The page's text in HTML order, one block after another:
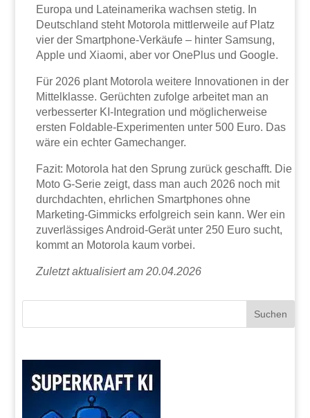
Europa und Lateinamerika wachsen stetig. In
Deutschland steht Motorola mittlerweile auf Platz
vier der Smartphone-Verkäufe – hinter Samsung,
Apple und Xiaomi, aber vor OnePlus und Google.
Für 2026 plant Motorola weitere Innovationen in der
Mittelklasse. Gerüchten zufolge arbeitet man an
verbesserter KI-Integration und möglicherweise
ersten Foldable-Experimenten unter 500 Euro. Das
wäre ein echter Gamechanger.
Fazit: Motorola hat den Sprung zurück geschafft. Die
Moto G-Serie zeigt, dass man auch 2026 noch mit
durchdachten, ehrlichen Smartphones ohne
Marketing-Gimmicks erfolgreich sein kann. Wer ein
zuverlässiges Android-Gerät unter 250 Euro sucht,
kommt an Motorola kaum vorbei.
Zuletzt aktualisiert am 20.04.2026